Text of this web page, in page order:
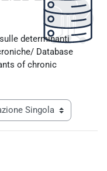
determinanti
Database
of chronic
terziaria modalità